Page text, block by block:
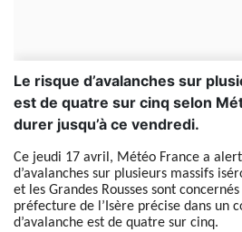
Le risque d’avalanches sur
est de quatre sur cinq selon
durer jusqu’à ce vendredi.
Ce jeudi 17 avril, Météo France a
d’avalanches sur plusieurs massifs
et les Grandes Rousses sont
préfecture de l’Isère précise dans un
d’avalanche est de quatre sur cinq.